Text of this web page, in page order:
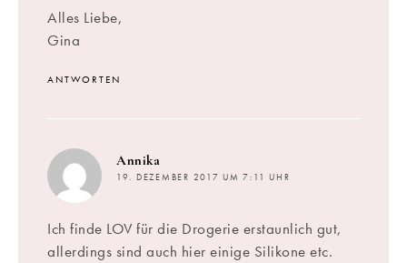
Alles Liebe,
Gina
ANTWORTEN
Annika
19. DEZEMBER 2017 UM 7:11 UHR
Ich finde LOV für die Drogerie erstaunlich gut,
allerdings sind auch hier einige Silikone etc.